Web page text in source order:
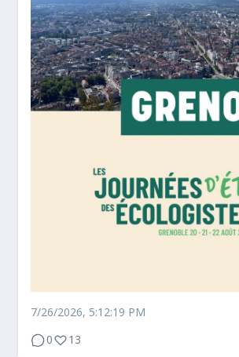
7/26/2026, 5:12:19 PM
0
13